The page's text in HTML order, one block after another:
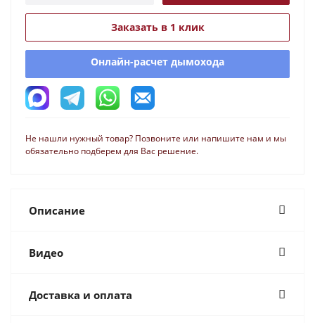
Заказать в 1 клик
Онлайн-расчет дымохода
Не нашли нужный товар? Позвоните или напишите нам и мы
обязательно подберем для Вас решение.
Описание
Видео
Доставка и оплата